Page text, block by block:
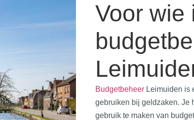
Voor wie
Budgetbeheer Leimuiden is
gebruiken bij geldzaken. Je
gebruik te maken van